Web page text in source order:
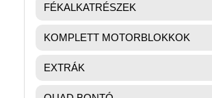
FÉKALKATRÉSZEK
KOMPLETT MOTORBLOKKOK
EXTRÁK